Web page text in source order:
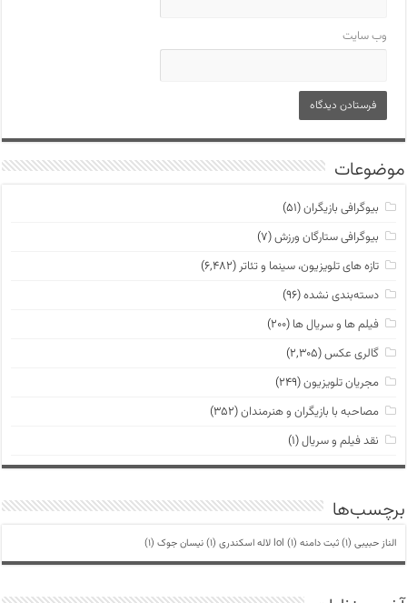
وب‌ سایت
موضوعات
بیوگرافی بازیگران(۵۱)
بیوگرافی ستارگان ورزش(۷)
تازه های تلویزیون، سینما و تئاتر (۶,۴۸۲)
دسته‌بندی نشده(۹۶)
فیلم ها و سریال ها (۲۰۰)
گالری عکس(۲,۳۰۵)
مجریان تلویزیون(۲۴۹)
مصاحبه با بازیگران و هنرمندان(۳۵۲)
نقد فیلم و سریال(۱)
برچسب‌ها
الناز حبیبی (1) ثبت دامنه lol (1) لاله اسکندری (1) نیسان جوک (1)